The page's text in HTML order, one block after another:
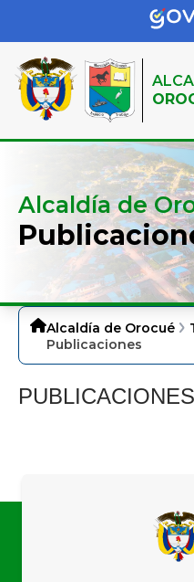
Alcaldía de
Alcaldía de Orocué
Publicaciones
PUBLIC​ACIONES